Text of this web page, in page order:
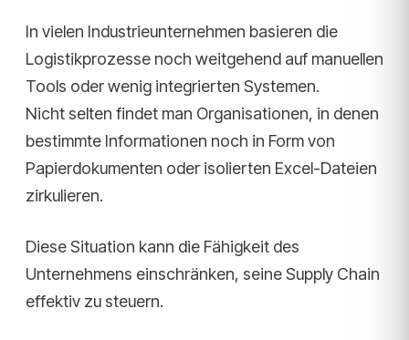
In vielen Industrieunternehmen basieren die
Logistikprozesse noch weitgehend auf manuellen
Tools oder wenig integrierten Systemen.
Nicht selten findet man Organisationen, in denen
bestimmte Informationen noch in Form von
Papierdokumenten oder isolierten Excel-Dateien
zirkulieren.
Diese Situation kann die Fähigkeit des
Unternehmens einschränken, seine Supply Chain
effektiv zu steuern.